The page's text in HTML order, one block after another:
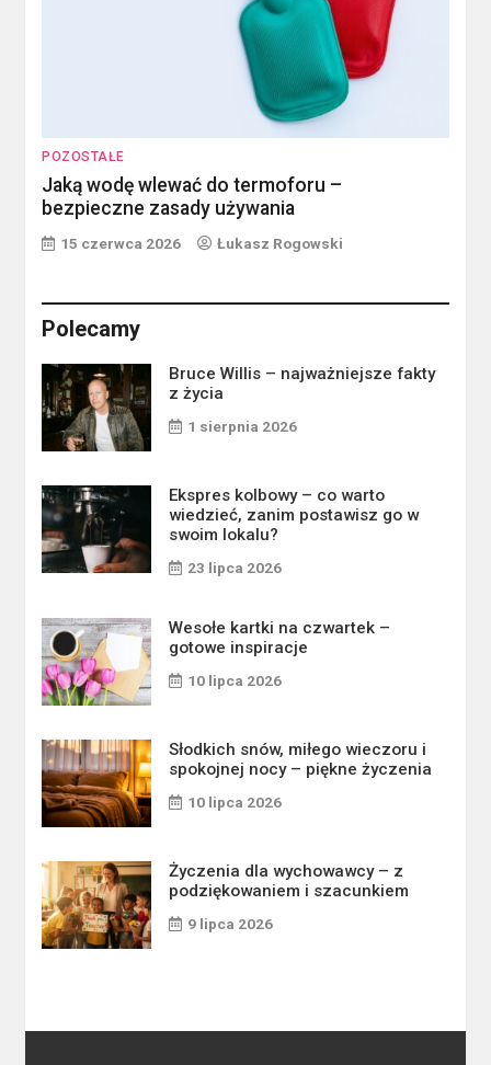
POZOSTAŁE
Jaką wodę wlewać do termoforu –
bezpieczne zasady używania
15 czerwca 2026 Łukasz Rogowski
Polecamy
Bruce Willis – najważniejsze fakty
z życia
1 sierpnia 2026
Ekspres kolbowy – co warto
wiedzieć, zanim postawisz go w
swoim lokalu?
23 lipca 2026
Wesołe kartki na czwartek –
gotowe inspiracje
10 lipca 2026
Słodkich snów, miłego wieczoru i
spokojnej nocy – piękne życzenia
10 lipca 2026
Życzenia dla wychowawcy – z
podziękowaniem i szacunkiem
9 lipca 2026